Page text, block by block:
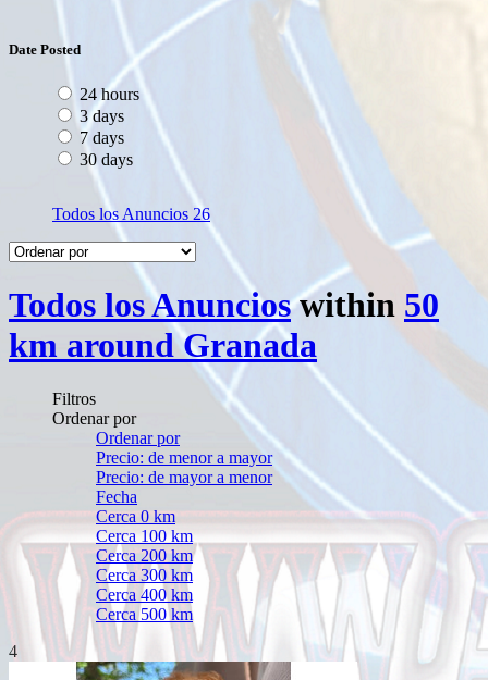
Date Posted
24 hours
3 days
7 days
30 days
Todos los Anuncios 26
Todos los Anuncioswithin 50
km around Granada
Filtros
Ordenar por
Ordenar por
Precio: de menor a mayor
Precio: de mayor a menor
Fecha
Cerca 0 km
Cerca 100 km
Cerca 200 km
Cerca 300 km
Cerca 400 km
Cerca 500 km
4